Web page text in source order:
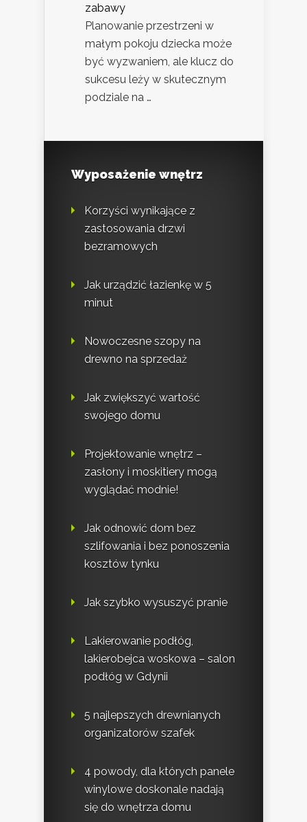
zabawy
Planowanie przestrzeni w
małym pokoju dziecka może
być wyzwaniem, ale klucz do
sukcesu leży w skutecznym
podziale na …
Wyposażenie wnętrz
Korzyści wynikające z
zastosowania drzwi
bezramowych
Jak urządzić łazienkę w 5
minut
Nowoczesne szopy na
drewno na sprzedaż
Jak zwiększyć wartość
swojego domu
Projektowanie wnętrz –
zasłony i moskitiery mogą
wyglądać modnie!
Jak odnowić dom bez
szlifowania i bez ponoszenia
kosztów tynku
Jak szybko wysuszyć pranie
Lakierowanie podłóg,
lakierobejca woskowa – salon
podłóg w Gdynii
5 najlepszych drewnianych
organizatorów szafek
4 powody, dla których panele
winylowe doskonale nadają
się do wnętrza domu